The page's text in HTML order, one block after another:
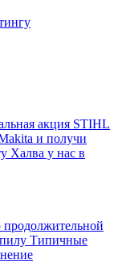
акция STIHL
и получи
Халва у нас в
продолжительной
Типичные